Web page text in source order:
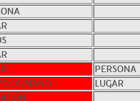
PERSONA
LUGAR